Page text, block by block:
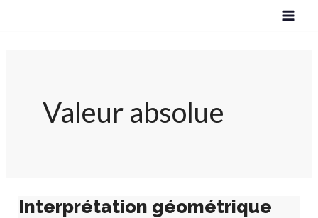
Valeur absolue
Interprétation géométrique
Interprétation